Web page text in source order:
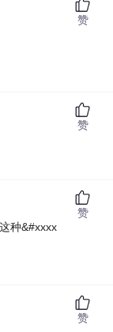
赞
赞
种&#xxxx
赞
赞